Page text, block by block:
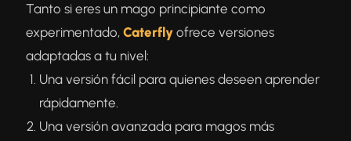
Tanto si eres un mago principiante como
experimentado, Caterfly ofrece versiones
adaptadas a tu nivel:
Una versión fácil para quienes deseen aprender
rápidamente.
Una versión avanzada para magos más